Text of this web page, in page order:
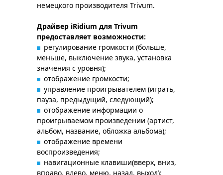
немецкого производителя Trivum.
Драйвер iRidium для Trivum
предоставляет возможности:
регулирование громкости (больше,
меньше, выключение звука, установка
значения с уровня);
отображение громкости;
управление проигрывателем (играть,
пауза, предыдущий, следующий);
отображение информации о
проигрываемом произведении (артист,
альбом, название, обложка альбома);
отображение времени
воспроизведения;
навигационные клавиши(вверх, вниз,
вправо, влево, меню, назад, выход);